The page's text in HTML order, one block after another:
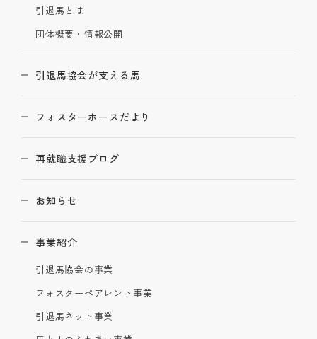
引退馬とは
団体概要・情報公開
引退馬協会が支える馬
フォスターホースだより
再就職支援ブログ
お知らせ
事業紹介
引退馬協会の事業
フォスターペアレント事業
引退馬ネット事業